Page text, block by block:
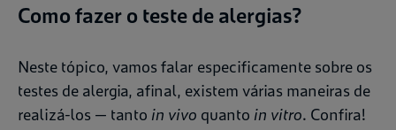
Como fazer o teste de alergias?
Neste tópico, vamos falar especificamente sobre os
testes de alergia, afinal, existem várias maneiras de
realizá-los — tanto in vivo quanto in vitro. Confira!